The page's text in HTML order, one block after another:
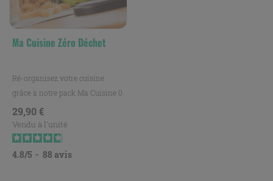
Ma Cuisine Zéro Déchet
Ré-organisez votre cuisine
grâce à notre pack Ma Cuisine 0
déchet.
Prix
29,90 €
Vendu à l'unité
4.8/5 - 88 avis